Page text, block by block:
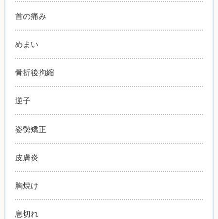
首の痛み
めまい
骨折後拘縮
逆子
姿勢矯正
皮膚炎
胸焼け
息切れ